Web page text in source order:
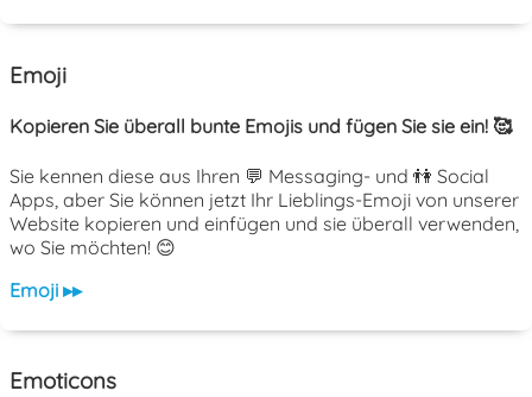
Emoji
Kopieren Sie überall bunte Emojis und fügen Sie sie ein! 🥰
Sie kennen diese aus Ihren 💬 Messaging- und 👫 Social
Apps, aber Sie können jetzt Ihr Lieblings-Emoji von unserer
Website kopieren und einfügen und sie überall verwenden,
wo Sie möchten! 😊
Emoji ▸▸
Emoticons